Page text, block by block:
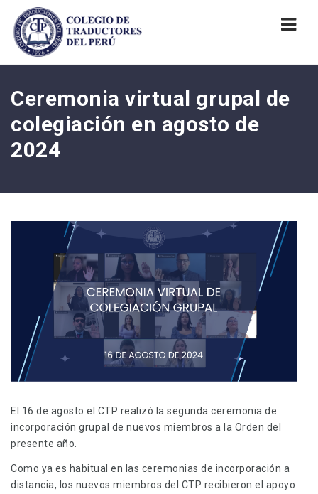
Ceremonia virtual grupal de
colegiación en agosto de
2024
El 16 de agosto el CTP realizó la segunda ceremonia de
incorporación grupal de nuevos miembros a la Orden del
presente año.
Como ya es habitual en las ceremonias de incorporación a
distancia, los nuevos miembros del CTP recibieron el apoyo